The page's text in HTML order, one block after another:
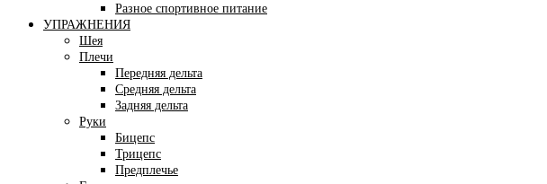
Разное спортивное питание
УПРАЖНЕНИЯ
Шея
Плечи
Передняя дельта
Средняя дельта
Задняя дельта
Руки
Бицепс
Трицепс
Предплечье